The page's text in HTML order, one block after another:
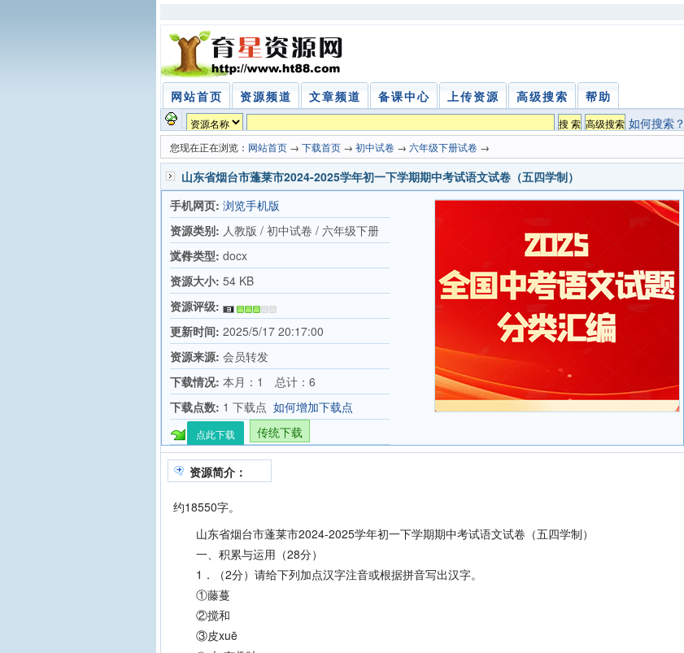
网站首页 资源频道 文章频道 备课中心 上传资源 高级搜索
帮助
如何搜索？
您现在正在浏览： 网站首页 → 下载首页 → 初中试卷 → 六年级下册试卷 →
山东省烟台市蓬莱市2024-2025学年初一下学期期中考试语文试卷（五四学制）
手机网页: 浏览手机版
资源类别: 人教版 / 初中试卷 / 六年级下册
试卷
文件类型: docx
资源大小: 54 KB
资源评级:
更新时间: 2025/5/17 20:17:00
资源来源: 会员转发
下载情况: 本月：1 总计：6
下载点数: 1 下载点 如何增加下载点
点此下载 传统下载
资源简介：
约18550字。
山东省烟台市蓬莱市2024-2025学年初一下学期期中考试语文试卷（五四学制）
一、积累与运用（28分）
1．（2分）请给下列加点汉字注音或根据拼音写出汉字。
①藤蔓
②搅和
③皮xuē